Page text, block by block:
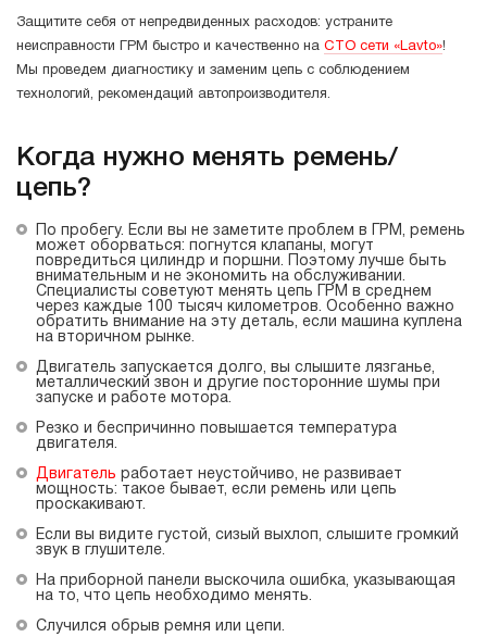
Защитите себя от непредвиденных расходов: устраните
неисправности ГРМ быстро и качественно на СТО сети «Lavto»!
Мы проведем диагностику и заменим цепь с соблюдением
технологий, рекомендаций автопроизводителя.
Когда нужно менять ремень/
цепь?
По пробегу. Если вы не заметите проблем в ГРМ, ремень
может оборваться: погнутся клапаны, могут
повредиться цилиндр и поршни. Поэтому лучше быть
внимательным и не экономить на обслуживании.
Специалисты советуют менять цепь ГРМ в среднем
через каждые 100 тысяч километров. Особенно важно
обратить внимание на эту деталь, если машина куплена
на вторичном рынке.
Двигатель запускается долго, вы слышите лязганье,
металлический звон и другие посторонние шумы при
запуске и работе мотора.
Резко и беспричинно повышается температура
двигателя.
Двигатель работает неустойчиво, не развивает
мощность: такое бывает, если ремень или цепь
проскакивают.
Если вы видите густой, сизый выхлоп, слышите громкий
звук в глушителе.
На приборной панели выскочила ошибка, указывающая
на то, что цепь необходимо менять.
Случился обрыв ремня или цепи.